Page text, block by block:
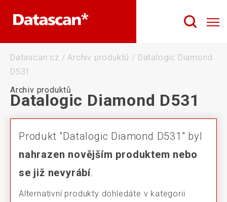
Datascan.cz / Archiv produktů / Datalogic Diamond
D531
Archiv produktů
Datalogic Diamond D531
Produkt "Datalogic Diamond D531" byl
nahrazen novějším produktem nebo
se již nevyrábí.
Alternativní produkty dohledáte v kategorii